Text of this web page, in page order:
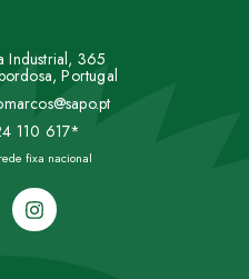
Industrial, 365
Portugal
110 617*
fixa nacional